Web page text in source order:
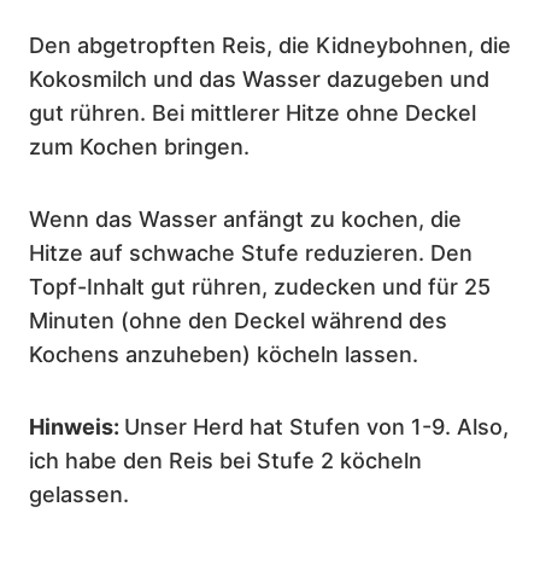
Den abgetropften Reis, die Kidneybohnen, die
Kokosmilch und das Wasser dazugeben und
gut rühren. Bei mittlerer Hitze ohne Deckel
zum Kochen bringen.
Wenn das Wasser anfängt zu kochen, die
Hitze auf schwache Stufe reduzieren. Den
Topf-Inhalt gut rühren, zudecken und für 25
Minuten (ohne den Deckel während des
Kochens anzuheben) köcheln lassen.
Hinweis: Unser Herd hat Stufen von 1-9. Also,
ich habe den Reis bei Stufe 2 köcheln
gelassen.